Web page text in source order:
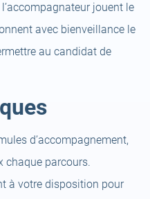
jouent le
avec bienveillance le
au candidat de
d’accompagnement,
chaque parcours.
à votre disposition pour